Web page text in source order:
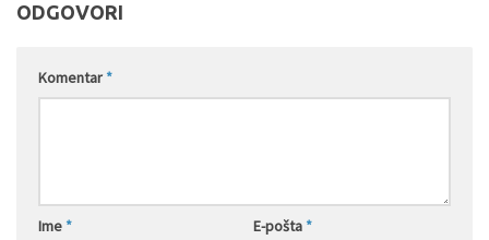
ODGOVORI
Komentar *
Ime * E-pošta *